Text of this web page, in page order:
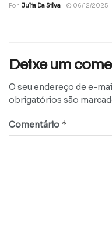
Por Julia Da Silva 06/12/2025
Deixe um
O seu endereço de e-
obrigatórios são
Comentário *